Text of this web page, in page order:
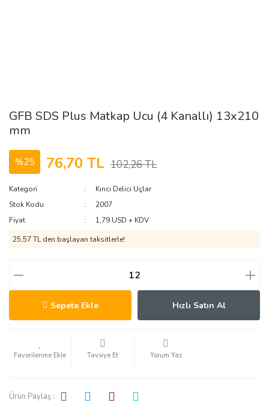
GFB SDS Plus Matkap Ucu (4 Kanallı) 13x210
mm
%25 76,70 TL 102,26 TL
Kategori
Kırıcı Delici Uçlar
Stok Kodu
2007
Fiyat
1,79 USD + KDV
25,57 TL den başlayan taksitlerle!
Sepete Ekle Hızlı Satın Al
Tavsiye Et Yorum Yaz
Ürün Paylaş :